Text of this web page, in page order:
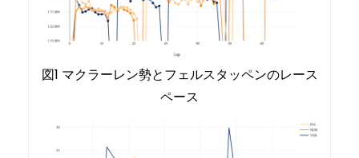
図1 マクラーレン勢とフェルスタッペンのレース
ペース